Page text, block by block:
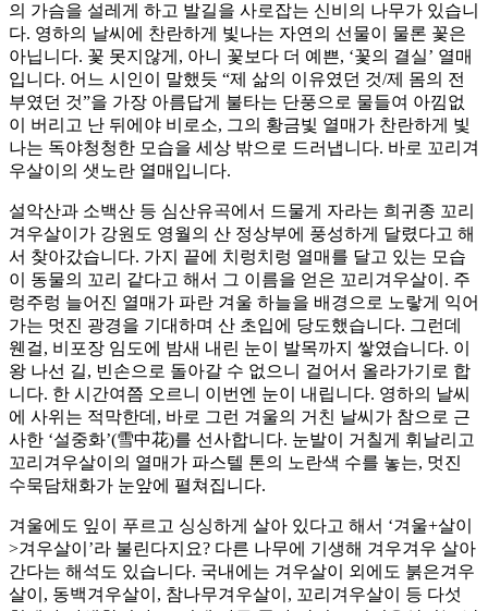
의 가슴을 설레게 하고 발길을 사로잡는 신비의 나무가 있습니
다. 영하의 날씨에 찬란하게 빛나는 자연의 선물이 물론 꽃은
아닙니다. 꽃 못지않게, 아니 꽃보다 더 예쁜, ‘꽃의 결실’ 열매
입니다. 어느 시인이 말했듯 “제 삶의 이유였던 것/제 몸의 전
부였던 것”을 가장 아름답게 불타는 단풍으로 물들여 아낌없
이 버리고 난 뒤에야 비로소, 그의 황금빛 열매가 찬란하게 빛
나는 독야청청한 모습을 세상 밖으로 드러냅니다. 바로 꼬리겨
우살이의 샛노란 열매입니다.
설악산과 소백산 등 심산유곡에서 드물게 자라는 희귀종 꼬리
겨우살이가 강원도 영월의 산 정상부에 풍성하게 달렸다고 해
서 찾아갔습니다. 가지 끝에 치렁치렁 열매를 달고 있는 모습
이 동물의 꼬리 같다고 해서 그 이름을 얻은 꼬리겨우살이. 주
렁주렁 늘어진 열매가 파란 겨울 하늘을 배경으로 노랗게 익어
가는 멋진 광경을 기대하며 산 초입에 당도했습니다. 그런데
웬걸, 비포장 임도에 밤새 내린 눈이 발목까지 쌓였습니다. 이
왕 나선 길, 빈손으로 돌아갈 수 없으니 걸어서 올라가기로 합
니다. 한 시간여쯤 오르니 이번엔 눈이 내립니다. 영하의 날씨
에 사위는 적막한데, 바로 그런 겨울의 거친 날씨가 참으로 근
사한 ‘설중화’(雪中花)를 선사합니다. 눈발이 거칠게 휘날리고
꼬리겨우살이의 열매가 파스텔 톤의 노란색 수를 놓는, 멋진
수묵담채화가 눈앞에 펼쳐집니다.
겨울에도 잎이 푸르고 싱싱하게 살아 있다고 해서 ‘겨울+살이
>겨우살이’라 불린다지요? 다른 나무에 기생해 겨우겨우 살아
간다는 해석도 있습니다. 국내에는 겨우살이 외에도 붉은겨우
살이, 동백겨우살이, 참나무겨우살이, 꼬리겨우살이 등 다섯